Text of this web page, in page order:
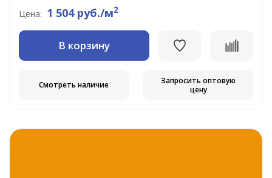
Цена: 1 504 руб./м2
В корзину
Смотреть наличие
Запросить оптовую
цену